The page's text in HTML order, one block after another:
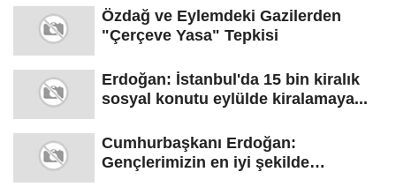
Özdağ ve Eylemdeki Gazilerden
"Çerçeve Yasa" Tepkisi
Erdoğan: İstanbul'da 15 bin kiralık
sosyal konutu eylülde kiralamaya...
Gençlerimizin en iyi şekilde
yetişmesi için...